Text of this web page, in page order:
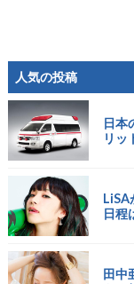
人気の投稿
日本
リッ
LiSA
日程
田中